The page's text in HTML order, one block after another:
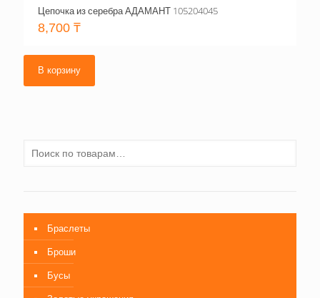
Цепочка из серебра АДАМАНТ 105204045
8,700 ₸
В корзину
Браслеты
Броши
Бусы